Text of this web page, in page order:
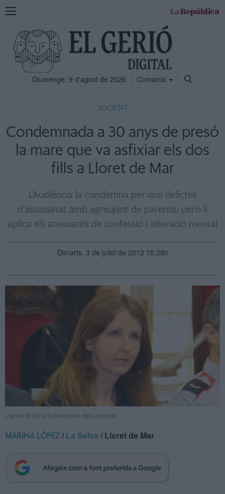
Mostra
navegació
Diumenge, 9 d'agost de 2026 Comarca
SOCIETAT
Condemnada a 30 anys de presó
la mare que va asfixiar els dos
fills a Lloret de Mar
L'Audiència la condemna per dos delictes
d'assassinat amb agreujant de parentiu però li
aplica els atenuants de confessió i alteració mental
Dimarts, 3 de juliol de 2012 15:28h
Lianne Smith a la banqueta dels acusats
MARINA LÓPEZ /La Selva / Lloret de Mar